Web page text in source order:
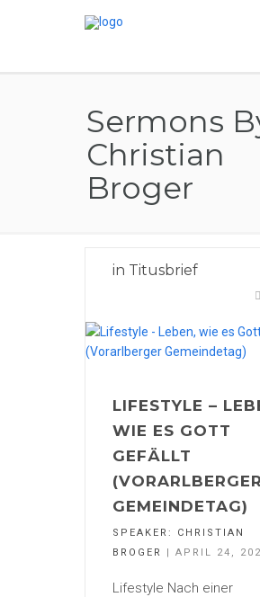
Sermons
Christian
Broger
in Titusbrief
LIFESTYLE –
WIE ES GOTT
GEFÄLLT
(VORARLBERGER
GEMEINDETAG)
SPEAKER: CHRISTIAN
BROGER
| APRIL 24,
Lifestyle Nach einer